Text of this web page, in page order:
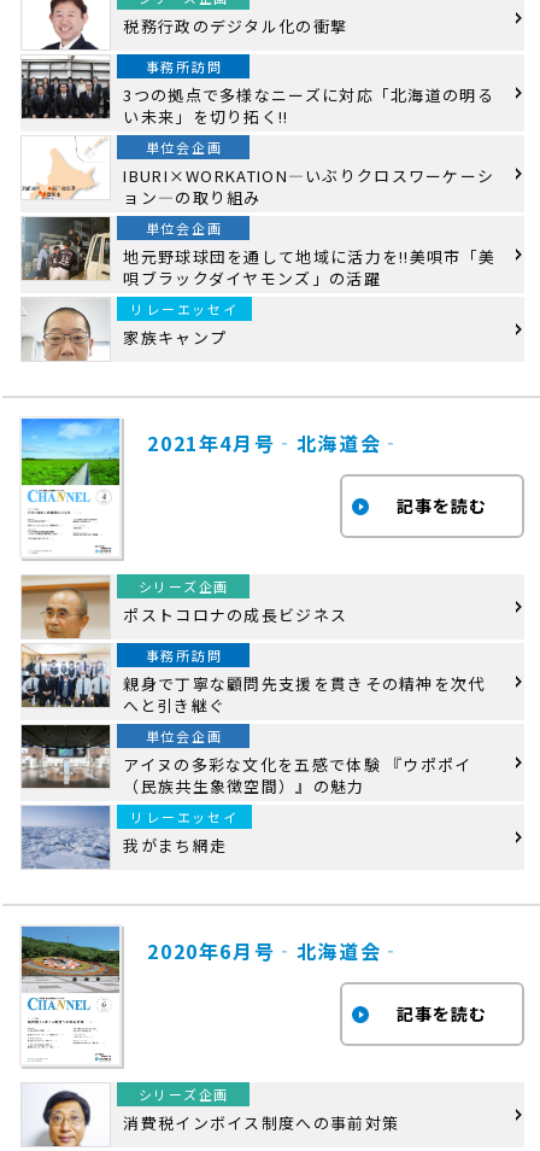
税務行政のデジタル化の衝撃
事務所訪問
3つの拠点で多様なニーズに対応「北海道の明る
い未来」を切り拓く!!
単位会企画
IBURI×WORKATION―いぶりクロスワーケーシ
ョン―の取り組み
単位会企画
地元野球球団を通して地域に活力を!!美唄市「美
唄ブラックダイヤモンズ」の活躍
リレーエッセイ
家族キャンプ
2021年4月号‐北海道会‐
シリーズ企画
ポストコロナの成長ビジネス
事務所訪問
親身で丁寧な顧問先支援を貫きその精神を次代
へと引き継ぐ
単位会企画
アイヌの多彩な文化を五感で体験 『ウポポイ
（民族共生象徴空間）』の魅力
リレーエッセイ
我がまち網走
2020年6月号‐北海道会‐
シリーズ企画
消費税インボイス制度への事前対策